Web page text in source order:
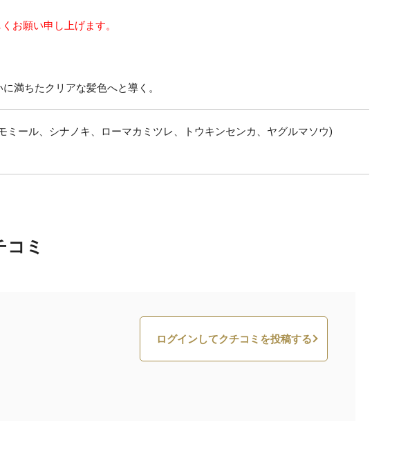
お願い申し上げます。
満ちたクリアな髪色へと導く。
ール、シナノキ、ローマカミツレ、トウキンセンカ、ヤグルマソウ)
コミ
ログインしてクチコミを投稿する